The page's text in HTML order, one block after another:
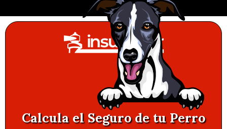
Calcula el Seguro de tu Perro